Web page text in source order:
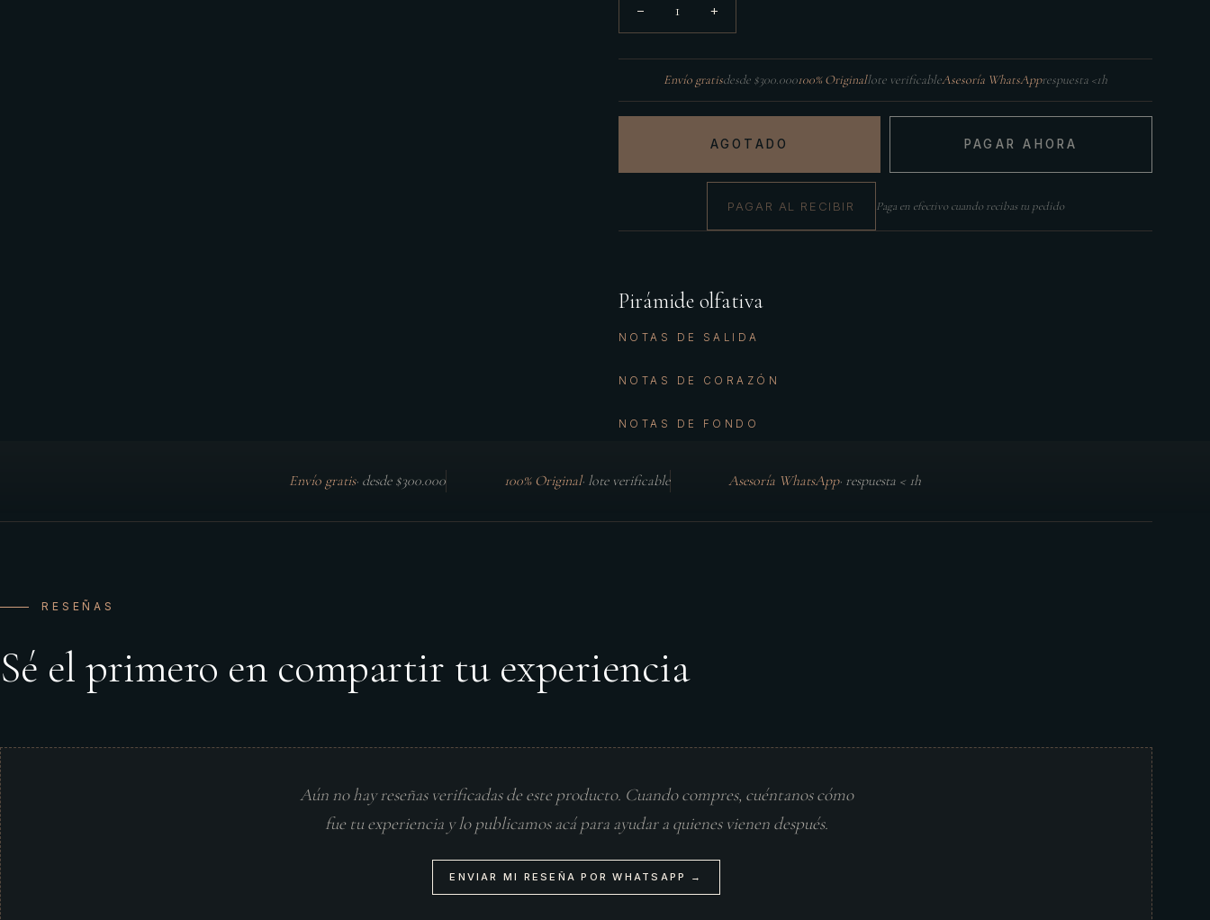
− 1 +
Envío gratisdesde $300.000100% Originallote verificableAsesoría WhatsApprespuesta <1h
AGOTADO PAGAR AHORA
PAGAR AL RECIBIR Paga en efectivo cuando recibas tu pedido
Pirámide olfativa
NOTAS DE SALIDA
NOTAS DE CORAZÓN
NOTAS DE FONDO
Envío gratis· desde $300.000 100% Original· lote verificable Asesoría WhatsApp· respuesta < 1h
RESEÑAS
Sé el primero en compartir tu experiencia
Aún no hay reseñas verificadas de este producto. Cuando compres, cuéntanos cómo
fue tu experiencia y lo publicamos acá para ayudar a quienes vienen después.
ENVIAR MI RESEÑA POR WHATSAPP →